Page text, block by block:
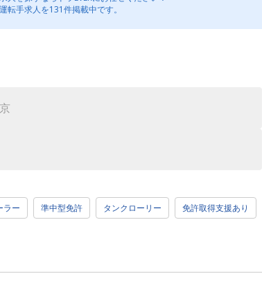
手求人を131件掲載中です。
ラー 準中型免許 タンクローリー 免許取得支援あり